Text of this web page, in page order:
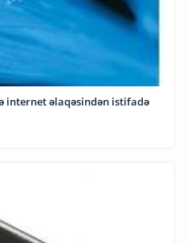
əlaqəsindən istifadə